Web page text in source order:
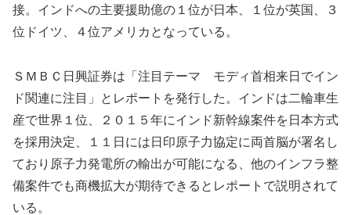
接。インドへの主要援助億の１位が日本、１位が英国、３
位ドイツ、４位アメリカとなっている。
ＳＭＢＣ日興証券は「注目テーマ モディ首相来日でイン
ド関連に注目」とレポートを発行した。インドは二輪車生
産で世界１位、２０１５年にインド新幹線案件を日本方式
を採用決定、１１日には日印原子力協定に両首脳が署名し
ており原子力発電所の輸出が可能になる、他のインフラ整
備案件でも商機拡大が期待できるとレポートで説明されて
いる。